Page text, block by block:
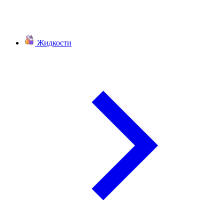
Жидкости